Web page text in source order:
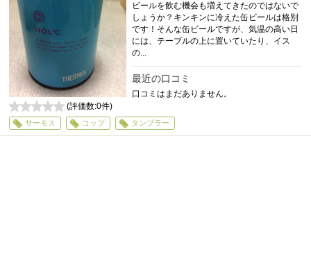
ビールを飲む機会も増えてきたのではないで
しょうか？キンキンに冷えた缶ビールは格別
です！そんな缶ビールですが、気温の高い日
には、テーブルの上に置いていたり、イス
の...
最近の口コミ
口コミはまだありません。
0
(評価数:0件)
サーモス コップ タンブラー